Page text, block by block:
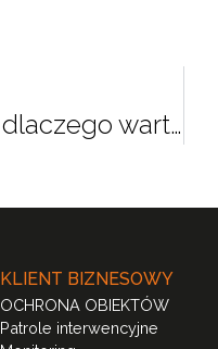
Profesjonalny montaż alarmów – dlaczego warto powierzyć to zadanie agencji ochrony?
KLIENT BIZNESOWY
OCHRONA OBIEKTÓW
Patrole interwencyjne